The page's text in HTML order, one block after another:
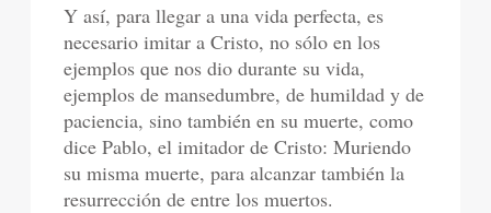
Y así, para llegar a una vida perfecta, es
necesario imitar a Cristo, no sólo en los
ejemplos que nos dio durante su vida,
ejemplos de mansedumbre, de humildad y de
paciencia, sino también en su muerte, como
dice Pablo, el imitador de Cristo: Muriendo
su misma muerte, para alcanzar también la
resurrección de entre los muertos.